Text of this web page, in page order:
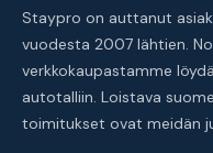
Staypro on auttanut
vuodesta 2007 lähtien.
verkkokaupastamme
autotalliin. Loistava
toimitukset ovat meidän